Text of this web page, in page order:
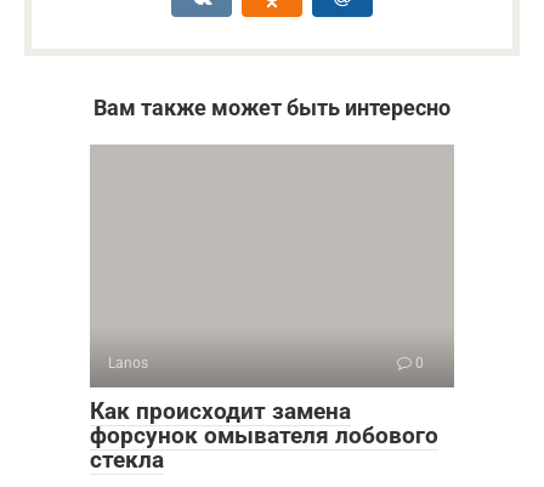
Вам также может быть интересно
Lanos 0
Как происходит замена
форсунок омывателя лобового
стекла